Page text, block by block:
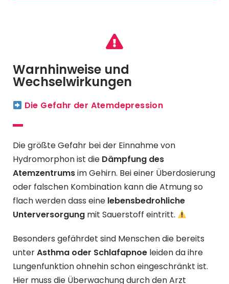
Warnhinweise und
Wechselwirkungen
Die Gefahr der Atemdepression
Die größte Gefahr bei der Einnahme von
Hydromorphon ist die Dämpfung des
Atemzentrumsim Gehirn. Bei einer Überdosierung
oder falschen Kombination kann die Atmung so
flach werden dass eine lebensbedrohliche
Unterversorgung mit Sauerstoff eintritt.
Besonders gefährdet sind Menschen die bereits
unterAsthma oder Schlafapnoe leiden da ihre
Lungenfunktion ohnehin schon eingeschränkt ist.
Hier muss die Überwachung durch den Arzt